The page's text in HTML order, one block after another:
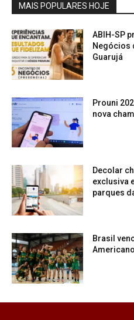
MAIS POPULARES HOJE
ABIH-SP
Negócios
Guarujá
Prouni
nova
Decolar
exclusiva
parques
Brasil